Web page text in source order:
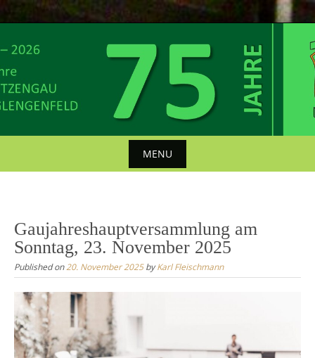
to
content
MENU
content
Gaujahreshauptversammlung am
Sonntag, 23. November 2025
Published on20. November 2025byKarl Fleischmann